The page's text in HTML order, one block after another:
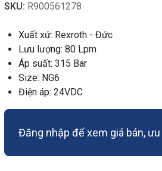
SKU: R900561278
Xuất xứ: Rexroth - Đức
Lưu lượng: 80 Lpm
Áp suất: 315 Bar
Size: NG6
Điện áp: 24VDC
Đăng nhập để xem giá bán,